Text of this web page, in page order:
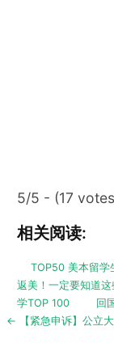
5/5 - (17
相关阅读:
TOP50 美本留学
返美！一定要知道这
学TOP 100
回
Post
← 【紧急申诉】公立